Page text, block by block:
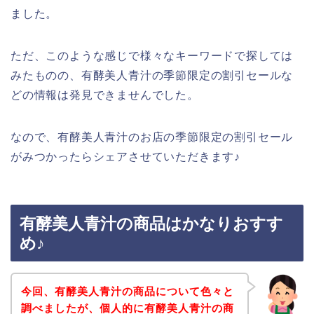
ました。
ただ、このような感じで様々なキーワードで探しては
みたものの、有酵美人青汁の季節限定の割引セールな
どの情報は発見できませんでした。
なので、有酵美人青汁のお店の季節限定の割引セール
がみつかったらシェアさせていただきます♪
有酵美人青汁の商品はかなりおすす
め♪
今回、有酵美人青汁の商品について色々と
調べましたが、個人的に有酵美人青汁の商